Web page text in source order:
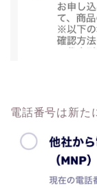
電話番号は新た